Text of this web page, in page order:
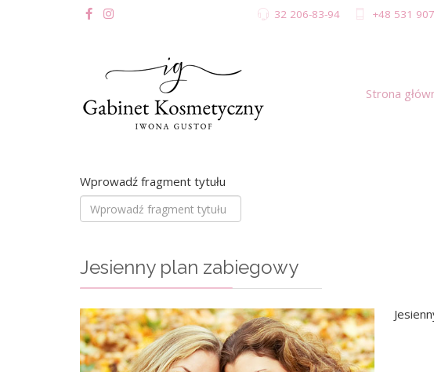
32 206-83-94 +48 531
Strona
Wprowadź fragment tytułu
Jesienny plan zabiegowy